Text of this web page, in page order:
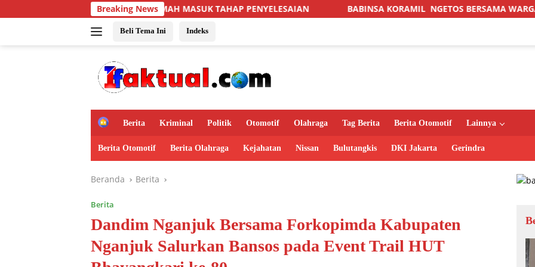
ke
Breaking News
88 PERSEN, 10 RUMAH MASUK TAHAP PENYELESAIAN BABINSA KORAMIL NGETOS BERSAMA WARGA BERSIHKAN
Beli Tema Ini Indeks
H
m
e
Berita Kriminal Politik Otomotif Olahraga Tag Berita Berita Otomotif Lainnya
Berita Otomotif Berita Olahraga Kejahatan Nissan Bulutangkis DKI Jakarta Gerindra
Beranda Berita
Berita
Dandim Nganjuk Bersama Forkopimda Kabupaten
Nganjuk Salurkan Bansos pada Event Trail HUT